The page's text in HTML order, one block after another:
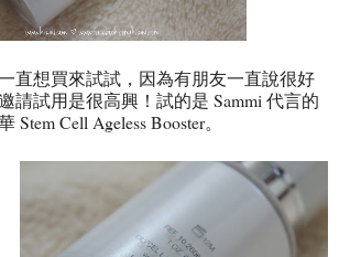
直想買來試試，因為有朋友一直說很好
請試用是很高興！試的是 Sammi 代言的
Cell Ageless Booster。